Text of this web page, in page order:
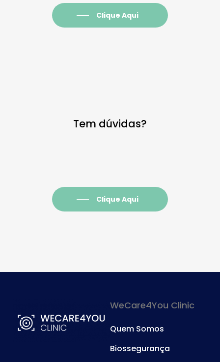
Clique Aqui
Tem dúvidas?
Clique Aqui
WeCare4You Clinic
Quem Somos
Biossegurança